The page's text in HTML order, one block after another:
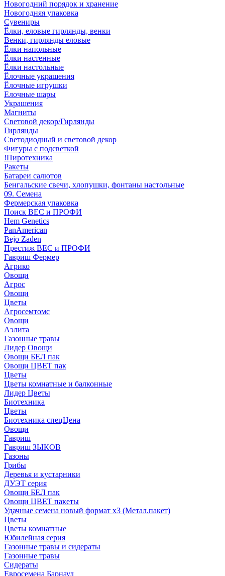
Новогодний порядок и хранение
Новогодняя упаковка
Сувениры
Ёлки, еловые гирлянды, венки
Венки, гирлянды еловые
Ёлки напольные
Ёлки настенные
Ёлки настольные
Ёлочные украшения
Ёлочные игрушки
Елочные шары
Украшения
Магниты
Световой декор/Гирлянды
Гирлянды
Светодиодный и световой декор
Фигуры с подсветкой
!Пиротехника
Ракеты
Батареи салютов
Бенгальские свечи, хлопушки, фонтаны настольные
09. Семена
Фермерская упаковка
Поиск ВЕС и ПРОФИ
Hem Genetics
PanAmerican
Bejo Zaden
Престиж ВЕС и ПРОФИ
Гавриш Фермер
Агрико
Овощи
Агрос
Овощи
Цветы
Агросемтомс
Овощи
Аэлита
Газонные травы
Лидер Овощи
Овощи БЕЛ пак
Овощи ЦВЕТ пак
Цветы
Цветы комнатные и балконные
Лидер Цветы
Биотехника
Цветы
Биотехника спецЦена
Овощи
Гавриш
Гавриш ЗЫКОВ
Газоны
Грибы
Деревья и кустарники
ДУЭТ серия
Овощи БЕЛ пак
Овощи ЦВЕТ пакеты
Удачные семена новый формат х3 (Метал.пакет)
Цветы
Цветы комнатные
Юбилейная серия
Газонные травы и сидераты
Газонные травы
Сидераты
Евросемена Барнаул